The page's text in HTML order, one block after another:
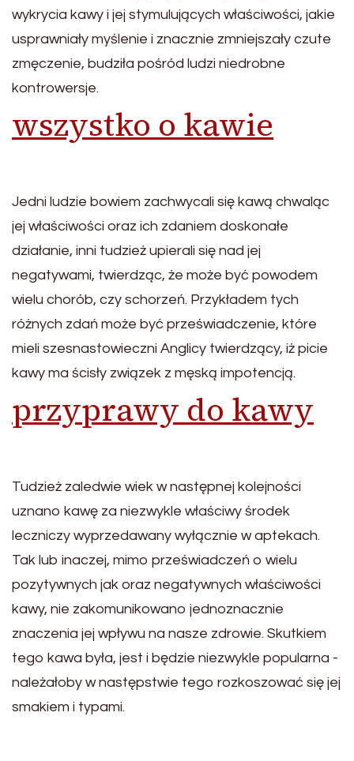
wykrycia kawy i jej stymulujących właściwości, jakie
usprawniały myślenie i znacznie zmniejszały czute
zmęczenie, budziła pośród ludzi niedrobne
kontrowersje.
wszystko o kawie
Jedni ludzie bowiem zachwycali się kawą chwaląc
jej właściwości oraz ich zdaniem doskonałe
działanie, inni tudzież upierali się nad jej
negatywami, twierdząc, że może być powodem
wielu chorób, czy schorzeń. Przykładem tych
różnych zdań może być przeświadczenie, które
mieli szesnastowieczni Anglicy twierdzący, iż picie
kawy ma ścisły związek z męską impotencją.
przyprawy do kawy
Tudzież zaledwie wiek w następnej kolejności
uznano kawę za niezwykle właściwy środek
leczniczy wyprzedawany wyłącznie w aptekach.
Tak lub inaczej, mimo przeświadczeń o wielu
pozytywnych jak oraz negatywnych właściwości
kawy, nie zakomunikowano jednoznacznie
znaczenia jej wpływu na nasze zdrowie. Skutkiem
tego kawa była, jest i będzie niezwykle popularna -
należałoby w następstwie tego rozkoszować się jej
smakiem i typami.